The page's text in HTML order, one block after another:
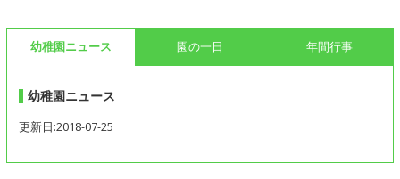
幼稚園ニュース 園の一日 年間行事
幼稚園ニュース
更新日:2018-07-25